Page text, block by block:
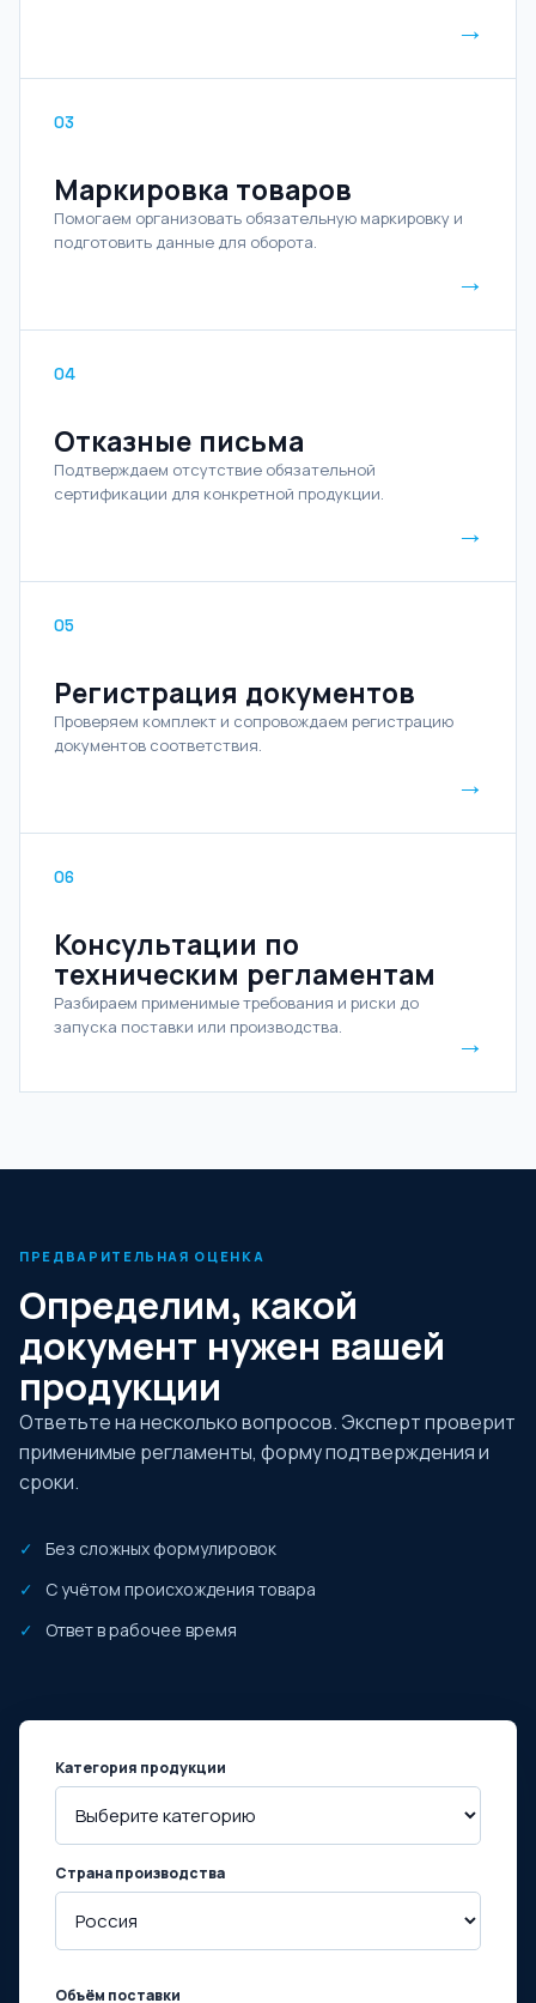
→
03
Маркировка товаров
Помогаем организовать обязательную маркировку и
подготовить данные для оборота.
→
04
Отказные письма
Подтверждаем отсутствие обязательной
сертификации для конкретной продукции.
→
05
Регистрация документов
Проверяем комплект и сопровождаем регистрацию
документов соответствия.
→
06
Консультации по
техническим регламентам
Разбираем применимые требования и риски до
запуска поставки или производства.
→
ПРЕДВАРИТЕЛЬНАЯ ОЦЕНКА
Определим, какой
документ нужен вашей
продукции
Ответьте на несколько вопросов. Эксперт проверит
применимые регламенты, форму подтверждения и
сроки.
Без сложных формулировок
С учётом происхождения товара
Ответ в рабочее время
Категория продукции
Страна производства
Объём поставки